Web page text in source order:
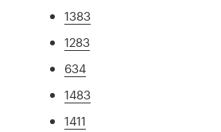
1383
1283
634
1483
1411